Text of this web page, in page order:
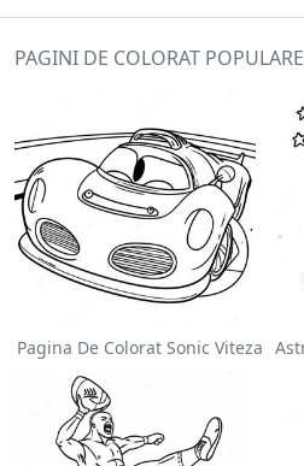
PAGINI DE COLORAT POPULARE
Pagina De Colorat Sonic Viteza